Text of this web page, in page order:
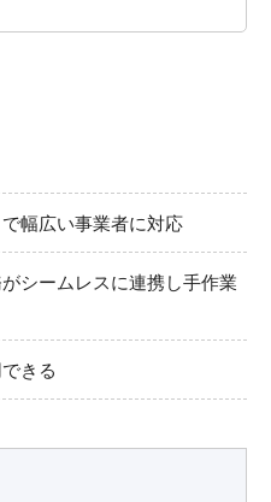
幅広い事業者に対応
シームレスに連携し手作業
きる